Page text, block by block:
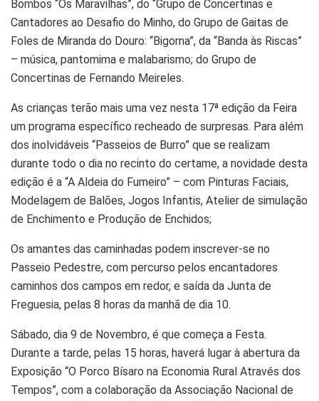
Bombos “Os Maravilhas”, do “Grupo de Concertinas e
Cantadores ao Desafio do Minho, do Grupo de Gaitas de
Foles de Miranda do Douro: “Bigorna”, da “Banda às Riscas”
– música, pantomima e malabarismo; do Grupo de
Concertinas de Fernando Meireles.
As crianças terão mais uma vez nesta 17ª edição da Feira
um programa específico recheado de surpresas. Para além
dos inolvidáveis “Passeios de Burro” que se realizam
durante todo o dia no recinto do certame, a novidade desta
edição é a “A Aldeia do Fumeiro” – com Pinturas Faciais,
Modelagem de Balões, Jogos Infantis, Atelier de simulação
de Enchimento e Produção de Enchidos;
Os amantes das caminhadas podem inscrever-se no
Passeio Pedestre, com percurso pelos encantadores
caminhos dos campos em redor, e saída da Junta de
Freguesia, pelas 8 horas da manhã de dia 10.
Sábado, dia 9 de Novembro, é que começa a Festa.
Durante a tarde, pelas 15 horas, haverá lugar à abertura da
Exposição “O Porco Bísaro na Economia Rural Através dos
Tempos”, com a colaboração da Associação Nacional de